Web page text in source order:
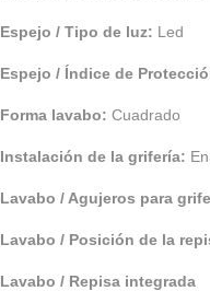
Espejo / Tipo de luz: Led
Espejo / Índice de
Forma lavabo: Cuadrado
Instalación de la grifería:
Lavabo / Agujeros para
Lavabo / Posición de la
Lavabo / Repisa integrada